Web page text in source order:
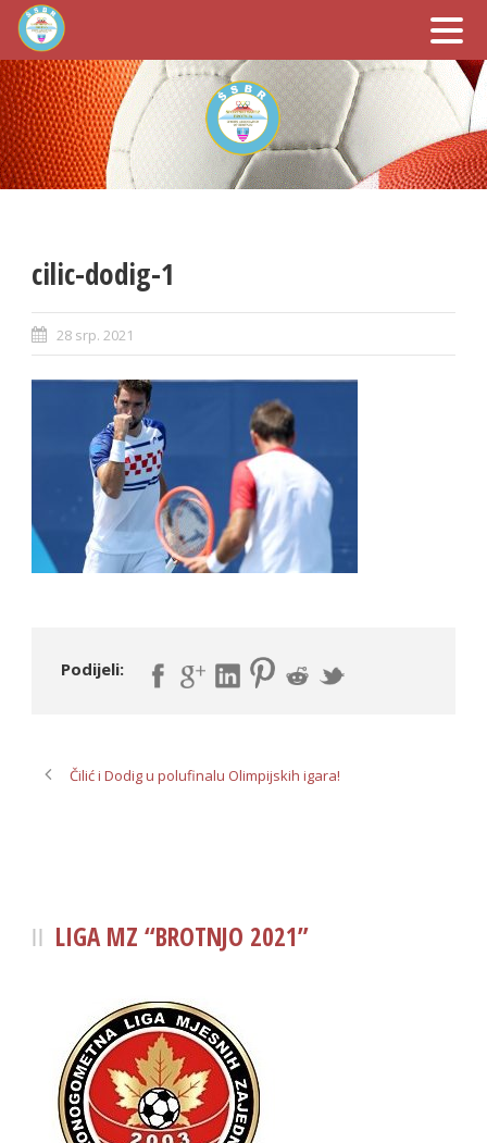
cilic-dodig-1
28 srp. 2021
Podijeli:
Čilić i Dodig u polufinalu Olimpijskih igara!
LIGA MZ “BROTNJO 2021”